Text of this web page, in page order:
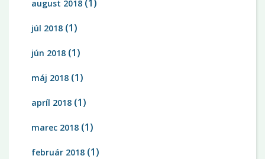
august 2018 (1)
júl 2018 (1)
jún 2018 (1)
máj 2018 (1)
apríl 2018 (1)
marec 2018 (1)
február 2018 (1)